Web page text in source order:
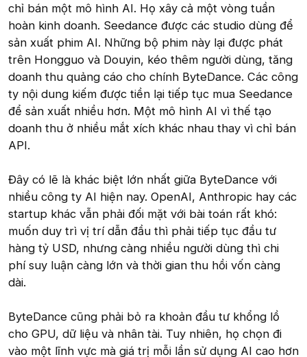
chỉ bán một mô hình AI. Họ xây cả một vòng tuần
hoàn kinh doanh. Seedance được các studio dùng để
sản xuất phim AI. Những bộ phim này lại được phát
trên Hongguo và Douyin, kéo thêm người dùng, tăng
doanh thu quảng cáo cho chính ByteDance. Các công
ty nội dung kiếm được tiền lại tiếp tục mua Seedance
để sản xuất nhiều hơn. Một mô hình AI vì thế tạo
doanh thu ở nhiều mắt xích khác nhau thay vì chỉ bán
API.
Đây có lẽ là khác biệt lớn nhất giữa ByteDance với
nhiều công ty AI hiện nay. OpenAI, Anthropic hay các
startup khác vẫn phải đối mặt với bài toán rất khó:
muốn duy trì vị trí dẫn đầu thì phải tiếp tục đầu tư
hàng tỷ USD, nhưng càng nhiều người dùng thì chi
phí suy luận càng lớn và thời gian thu hồi vốn càng
dài.
ByteDance cũng phải bỏ ra khoản đầu tư khổng lồ
cho GPU, dữ liệu và nhân tài. Tuy nhiên, họ chọn đi
vào một lĩnh vực mà giá trị mỗi lần sử dụng AI cao hơn